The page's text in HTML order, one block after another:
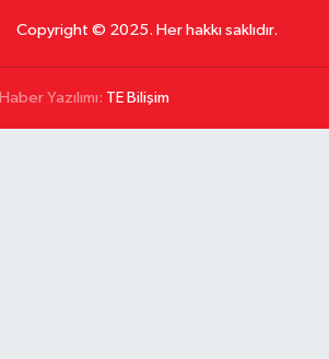
Copyright © 2025. Her hakkı saklıdır.
Haber Yazılımı: TE Bilişim